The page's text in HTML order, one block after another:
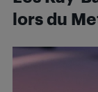
lors du